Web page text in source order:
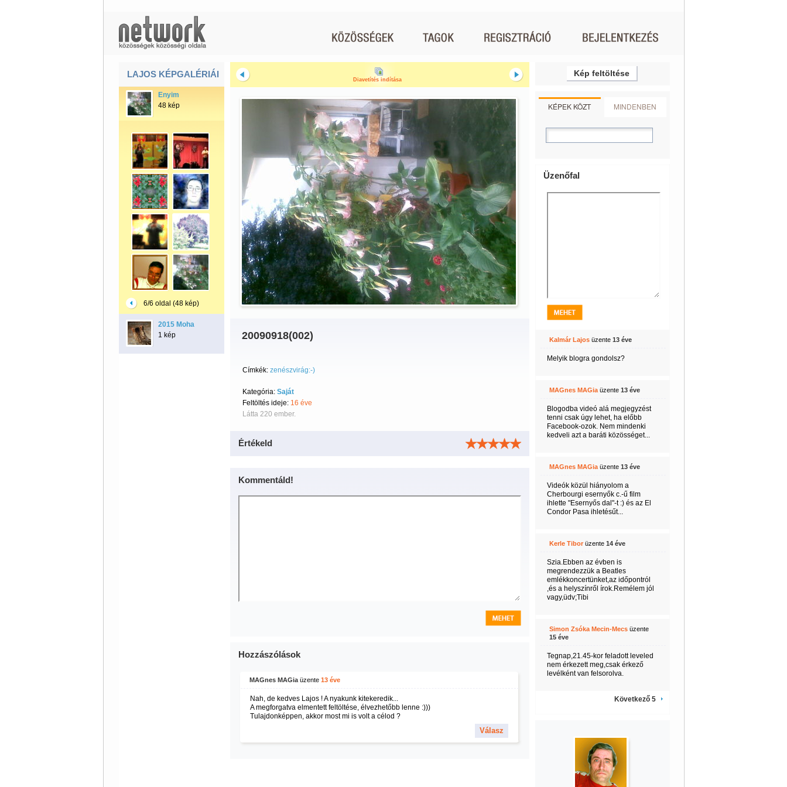
LAJOS KÉPGALÉRIÁI
Enyim
48 kép
6/6 oldal (48 kép)
2015 Moha
1 kép
Diavetítés indítása
20090918(002)
Címkék: zenészvirág:-)
Kategória: Saját
Feltöltés ideje: 16 éve
Látta 220 ember.
Értékeld
Kommentáld!
Hozzászólások
MAGnes MAGiaüzente 13 éve
Nah, de kedves Lajos ! A nyakunk kitekeredik...
A megforgatva elmentett feltöltése, élvezhetőbb lenne :)))
Tulajdonképpen, akkor most mi is volt a célod ?
Válasz
Kép feltöltése
KÉPEK KÖZT MINDENBEN
Üzenőfal
Kalmár Lajosüzente 13 éve
Melyik blogra gondolsz?
MAGnes MAGiaüzente 13 éve
Blogodba videó alá megjegyzést
tenni csak úgy lehet, ha előbb
Facebook-ozok. Nem mindenki
kedveli azt a baráti közösséget...
MAGnes MAGiaüzente 13 éve
Videók közül hiányolom a
Cherbourgi esernyők c.-ű film
ihlette "Esernyős dal"-t :) és az El
Condor Pasa ihletésűt...
Kerle Tiborüzente 14 éve
Szia.Ebben az évben is
megrendezzük a Beatles
emlékkoncertünket,az időpontról
,és a helyszínről írok.Remélem jól
vagy,üdv;Tibi
Simon Zsóka Mecin-Mecsüzente
15 éve
Tegnap,21.45-kor feladott leveled
nem érkezett meg,csak érkező
levélként van felsorolva.
Következő 5